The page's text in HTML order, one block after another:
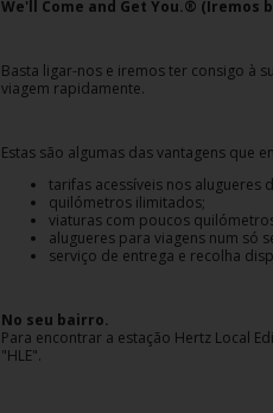
We'll Come and Get You.® (Iremos
Basta ligar-nos e iremos ter consigo à
viagem rapidamente.
Estas são algumas das vantagens que
tarifas acessíveis nos alugueres
quilómetros ilimitados;
viaturas com poucos
alugueres para viagens num só
serviço de entrega e recolha
No seu bairro.
Para encontrar a estação Hertz Local
"HLE".